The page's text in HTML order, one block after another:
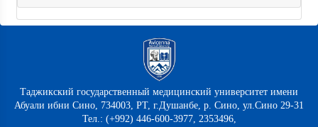
Таджикский государственный медицинский университет имени
Абуали ибни Сино, 734003, РТ, г.Душанбе, р. Сино, ул.Сино 29-31
Тел.: (+992) 446-600-3977, 2353496,